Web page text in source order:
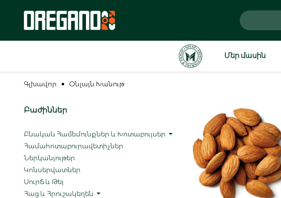
Մեր մասին
Գլխավոր Օնլայն Խանութ
Բաժիններ
Բնական Համեմունքներ և Խոտաբույսեր
Համահոտաբուրավետիչներ
Ներկանյութեր
Կոնսերվատներ
Սուրճ և Թեյ
Հաց և Հրուշակեղեն